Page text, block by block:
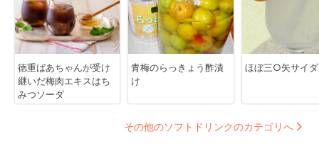
徳重ばあちゃんが受け
継いだ梅肉エキスはち
みつソーダ
青梅のらっきょう酢漬
け
ほぼ三○矢サイ
その他のソフトドリンクのカテゴリへ